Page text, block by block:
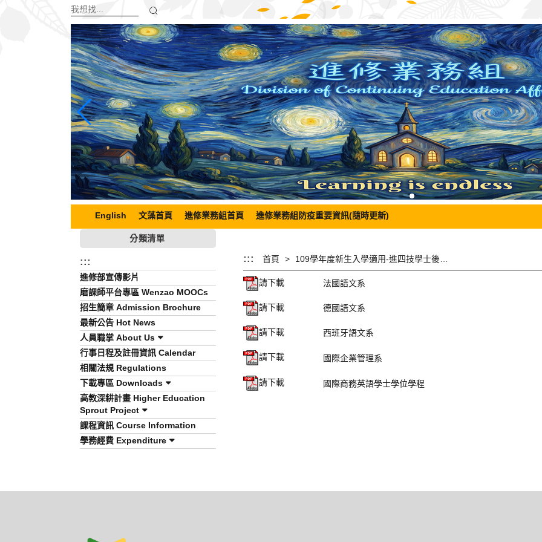
English 文藻首頁 進修業務組首頁 進修業務組防疫重要資訊(隨時更新)
分類清單
:::
進修部宣傳影片
磨課師平台專區 Wenzao MOOCs
招生簡章 Admission Brochure
最新公告 Hot News
人員職掌 About Us
行事日程及註冊資訊 Calendar
相關法規 Regulations
下載專區 Downloads
高教深耕計畫 Higher Education
Sprout Project
課程資訊 Course Information
學務經費 Expenditure
::: 首頁
請下載 法國語文系
請下載 德國語文系
請下載 西班牙語文系
請下載 國際企業管理系
請下載 國際商務英語學士學位學程